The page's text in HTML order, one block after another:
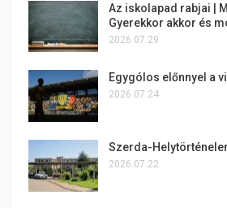
Az iskolapad rabjai |
Gyerekkor akkor és
2026.07.29.
Egygólos előnnyel a
2026.07.24.
Szerda-
2026.07.22.